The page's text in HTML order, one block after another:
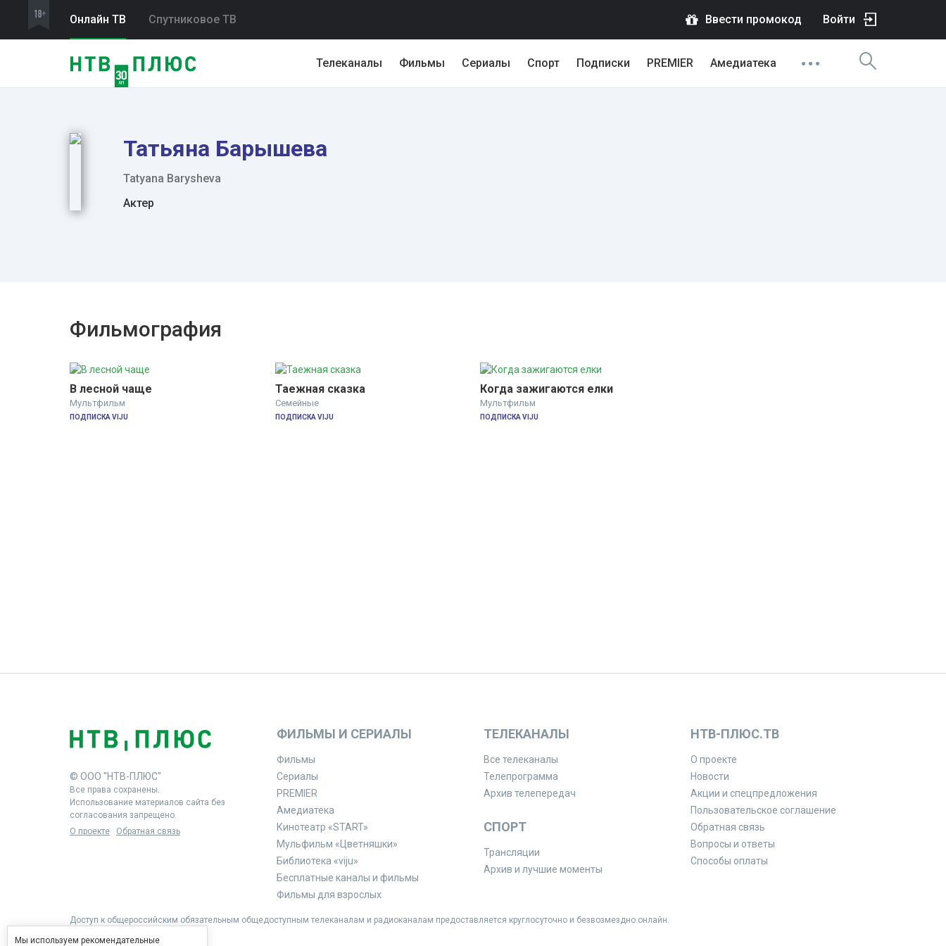
Онлайн ТВ Спутниковое ТВ Ввести промокод Войти
Телеканалы Фильмы Сериалы Спорт Подписки PREMIER Амедиатека
Татьяна Барышева
Tatyana Barysheva
Актер
Фильмография
В лесной чаще
Мультфильм
ПОДПИСКА VIJU
Таежная сказка
Семейные
ПОДПИСКА VIJU
Когда зажигаются елки
Мультфильм
ПОДПИСКА VIJU
© ООО "НТВ-ПЛЮС"
Все права сохранены.
Использование материалов сайта без
согласования запрещено.
О проекте
Обратная связь
ФИЛЬМЫ И СЕРИАЛЫ
Фильмы
Сериалы
PREMIER
Амедиатека
Кинотеатр «START»
Мульфильм «Цветняшки»
Библиотека «viju»
Бесплатные каналы и фильмы
Фильмы для взрослых
ТЕЛЕКАНАЛЫ
Все телеканалы
Телепрограмма
Архив телепередач
СПОРТ
Трансляции
Архив и лучшие моменты
НТВ-ПЛЮС.ТВ
О проекте
Новости
Акции и спецпредложения
Пользовательское соглашение
Обратная связь
Вопросы и ответы
Способы оплаты
Доступ к общероссийским обязательным общедоступным телеканалам и радиоканалам предоставляется круглосуточно и безвозмездно онлайн.
Мы используем рекомендательные